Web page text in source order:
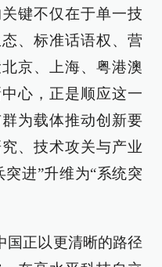
键不仅在于单一技
、标准话语权、营
京、上海、粤港澳
心，正是顺应这一
为载体推动创新要
、技术攻关与产业
进”升维为“系统突
国正以更清晰的路径